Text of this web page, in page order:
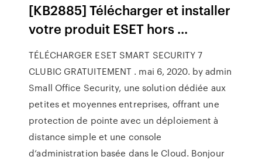
[KB2885] Télécharger et installer
votre produit ESET hors ...
TÉLÉCHARGER ESET SMART SECURITY 7
CLUBIC GRATUITEMENT . mai 6, 2020. by admin
Small Office Security, une solution dédiée aux
petites et moyennes entreprises, offrant une
protection de pointe avec un déploiement à
distance simple et une console
d’administration basée dans le Cloud. Bonjour